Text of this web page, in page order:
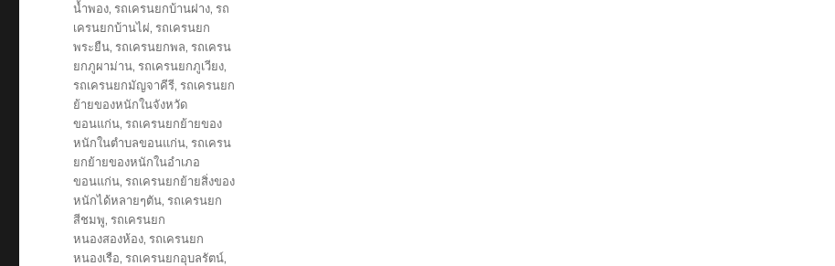
น้ำพอง,รถเครนยกบ้านฝาง,รถ
เครนยกบ้านไผ่,รถเครนยก
พระยืน,รถเครนยกพล,รถเครน
ยกภูผาม่าน,รถเครนยกภูเวียง,
รถเครนยกมัญจาคีรี,รถเครนยก
ย้ายของหนักในจังหวัด
ขอนแก่น,รถเครนยกย้ายของ
หนักในตำบลขอนแก่น,รถเครน
ยกย้ายของหนักในอำเภอ
ขอนแก่น,รถเครนยกย้ายสิ่งของ
หนักได้หลายๆตัน,รถเครนยก
สีชมพู,รถเครนยก
หนองสองห้อง,รถเครนยก
หนองเรือ,รถเครนยกอุบลรัตน์,